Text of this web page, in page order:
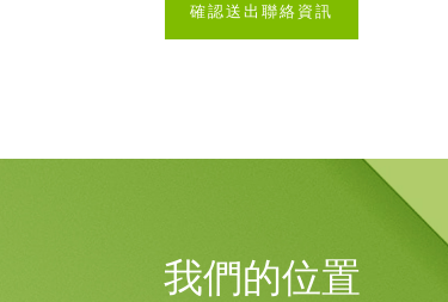
我們的位置